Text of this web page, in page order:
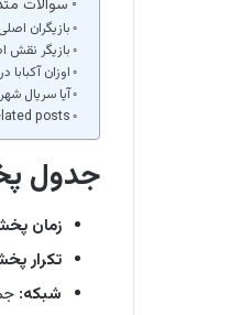
سوالات
بازیگران
بازیگر نقش
اوزان
آیا سریال
posts:
جدول
زمان
تکرار
شبکه: